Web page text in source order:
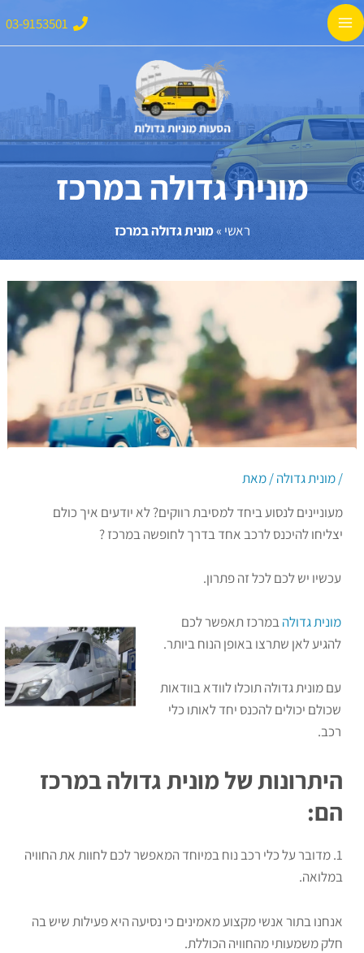
דילוג
לתוכןMain
03-9153501
מונית גדולה במרכז
ראשי »מונית גדולה במרכז
/מונית גדולה/ מאת
מעוניינים לנסוע ביחד למסיבת רווקים? לא יודעים איך כולם
יצליחו להיכנס לרכב אחד בדרך לחופשה במרכז ?
עכשיו יש לכם לכל זה פתרון.
מונית גדולהבמרכז תאפשר לכם
להגיע לאן שתרצו באופן הנוח ביותר.
עם מונית גדולה תוכלו לוודא בוודאות
שכולם יכולים להכנס יחד לאותו כלי
רכב.
היתרונות של מונית גדולה במרכז
הם:
1. מדובר על כלי רכב נוח במיוחד המאפשר לכם לחוות את החוויה
במלואה.
אנחנו בתור אנשי מקצוע מאמינים כי נסיעה היא פעילות שיש בה
חלק משמעותי מהחוויה הכוללת.